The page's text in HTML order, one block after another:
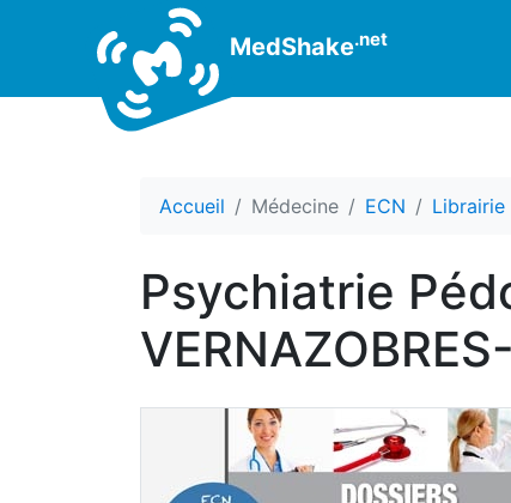
MedShake.net
Accueil Médecine ECN Librairie
Psychiatrie